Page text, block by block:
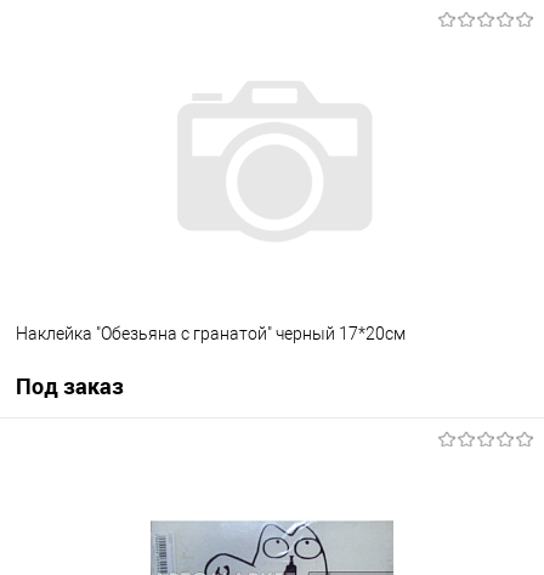
В наличии
Наклейка "Обезьяна с гранатой" черный 17*20см
Под заказ
Недоступно